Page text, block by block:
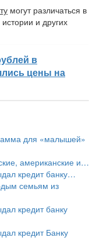
могут различаться в
и других
в
цены на
для «малышей»
американские и…
кредит банку…
семьям из
кредит банку
кредит Банку